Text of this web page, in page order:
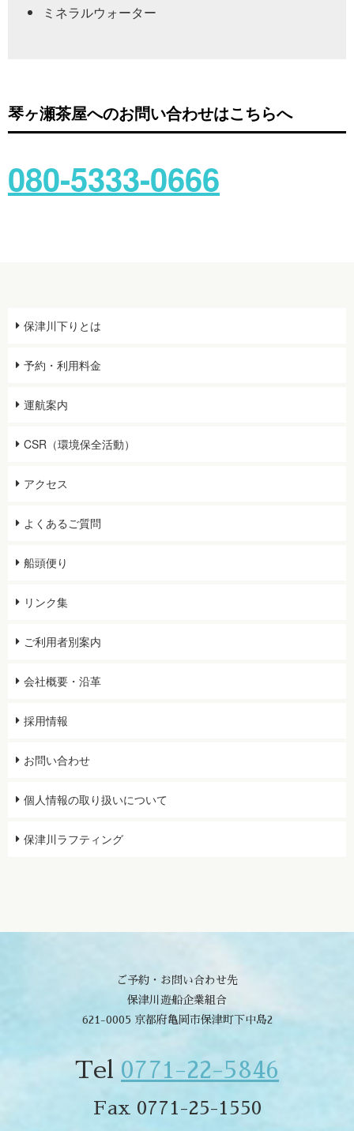
ミネラルウォーター
琴ヶ瀬茶屋へのお問い合わせはこちらへ
080-5333-0666
保津川下りとは
予約・利用料金
運航案内
CSR（環境保全活動）
アクセス
よくあるご質問
船頭便り
リンク集
ご利用者別案内
会社概要・沿革
採用情報
お問い合わせ
個人情報の取り扱いについて
保津川ラフティング
ご予約・お問い合わせ先
保津川遊船企業組合
621-0005 京都府亀岡市保津町下中島2
Tel 0771-22-5846
Fax 0771-25-1550